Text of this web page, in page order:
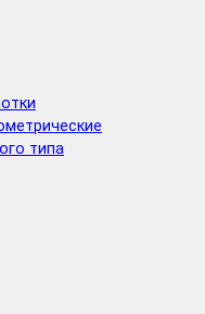
типа